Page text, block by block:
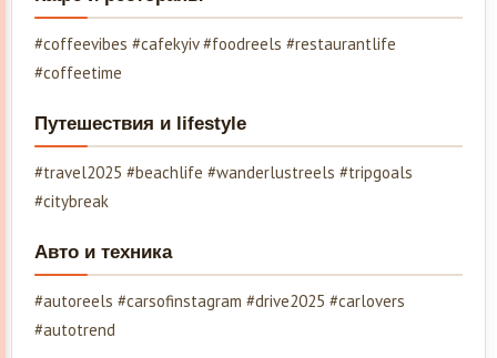
#coffeevibes #cafekyiv #foodreels #restaurantlife
#coffeetime
Путешествия и lifestyle
#travel2025 #beachlife #wanderlustreels #tripgoals
#citybreak
Авто и техника
#autoreels #carsofinstagram #drive2025 #carlovers
#autotrend